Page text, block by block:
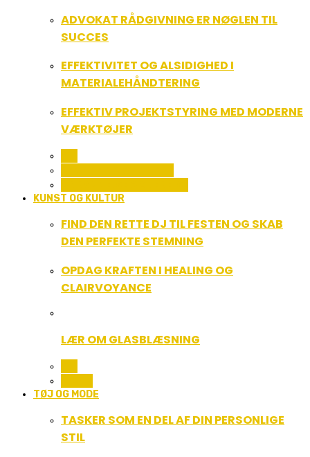
ADVOKAT RÅDGIVNING ER NØGLEN TIL
SUCCES
EFFEKTIVITET OG ALSIDIGHED I
MATERIALEHÅNDTERING
EFFEKTIV PROJEKTSTYRING MED MODERNE
VÆRKTØJER
KUNST OG KULTUR
FIND DEN RETTE DJ TIL FESTEN OG SKAB
DEN PERFEKTE STEMNING
OPDAG KRAFTEN I HEALING OG
CLAIRVOYANCE
LÆR OM GLASBLÆSNING
TØJ OG MODE
TASKER SOM EN DEL AF DIN PERSONLIGE
STIL